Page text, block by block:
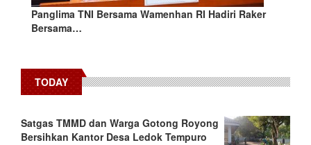
Panglima TNI Bersama Wamenhan RI Hadiri Raker
Bersama…
TODAY
Satgas TMMD dan Warga Gotong Royong
Bersihkan Kantor Desa Ledok Tempuro